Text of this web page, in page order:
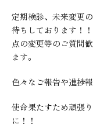
定期検診、未来変更
待ちしております！
点の変更等のご質問
ます。
色々なご報告や進捗
使命果たすため頑張
に！！